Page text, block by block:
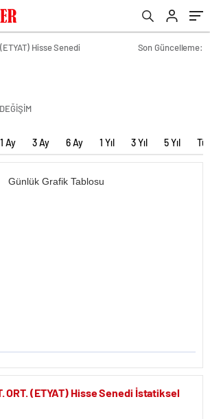
Hisse Senedi
Son Güncelleme:
1 Ay 3 Ay 6 Ay 1 Yıl 3 Yıl 5 Yıl
Günlük Grafik Tablosu
ORT. (ETYAT) Hisse Senedi İstatiksel